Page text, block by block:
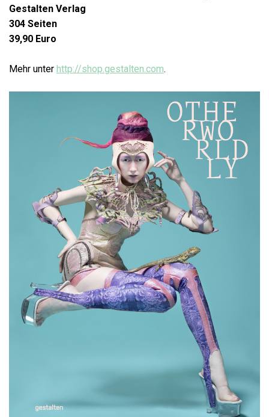
Gestalten Verlag
304 Seiten
39,90 Euro
Mehr unter http://shop.gestalten.com.